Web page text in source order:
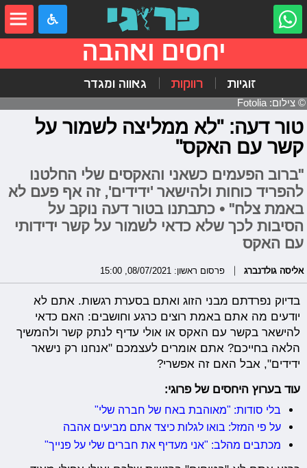
יחסים ואהבה
זוגיות רווקות גאווה ומגדר
© צילום: Fotolia
טור דעה: "לא ממליצה לשמור על
קשר עם האקס"
"ברוב הפעמים כשאני והאקסים שלי החלטנו
להפריד כוחות ולהישאר 'ידידים', זה אף פעם לא
באמת צלח" • כתבתנו בטור דעה נוקב על
הסיבות לכך שלא כדאי לשמור על קשר ידידותי
עם האקס
אליסה גולדנברג פרסום ראשון: 08/07/2021, 15:00
בדיוק נפרדתם מבני הזוג ואתם בסערת רגשות. אתם לא
יודעים מה אתם באמת רוצים כרגע וחושבים: האם כדאי
להישאר בקשר עם האקס או אולי עדיף לנתק קשר ולהמשיך
הלאה בחייכם? אתם אומרים לעצמכם "אנחנו רק נישאר
ידידים", אבל האם זה אפשרי?
עוד בערוץ היחסים של פרוגי:
בלי סודות: "מאוהבת באח של חברה שלי"
על פי המזל: בואו לגלות כיצד אתם מביעים אהבה
מכתבים מהלב: "אני מעדיף את חברים שלי על פנייך"